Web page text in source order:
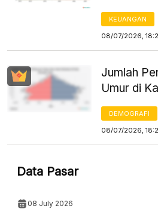
KEUANGAN
08/07/2026,
Jumlah
Umur di
DEMOGRAFI
08/07/2026,
Data Pasar
08 July 2026